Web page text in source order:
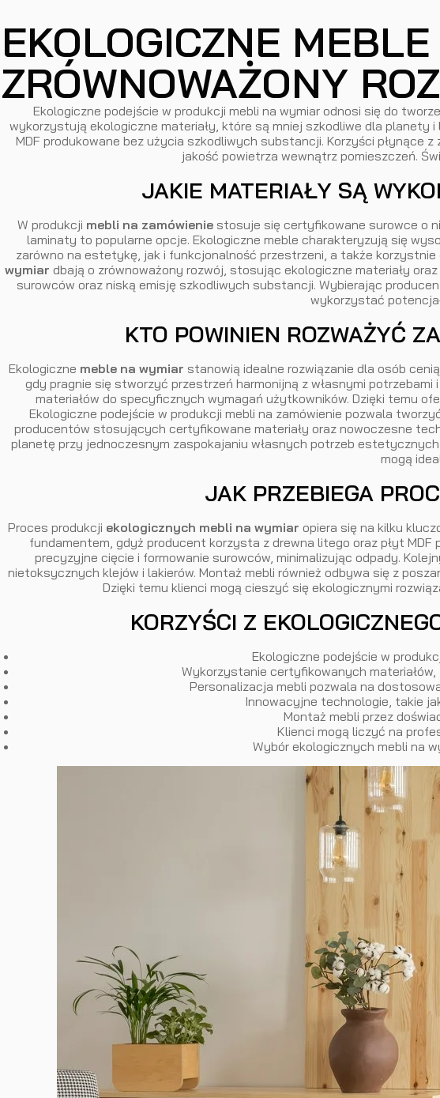
EKOLOGICZNE
ZRÓWNOWAŻONY
Ekologiczne podejście w produkcji mebli na wymiar odnosi się do
wykorzystują ekologiczne materiały, które są mniej szkodliwe dla planety
MDF produkowane bez użycia szkodliwych substancji. Korzyści płynące
jakość powietrza wewnątrz pomieszczeń.
JAKIE MATERIAŁY SĄ
W produkcji mebli na zamówienie stosuje się certyfikowane surowce o
laminaty to popularne opcje. Ekologiczne meble charakteryzują się
zarówno na estetykę, jak i funkcjonalność przestrzeni, a także
wymiar dbają o zrównoważony rozwój, stosując ekologiczne materiały
surowców oraz niską emisję szkodliwych substancji. Wybierając
wykorzystać
KTO POWINIEN ROZWAŻYĆ
Ekologiczne meble na wymiar stanowią idealne rozwiązanie dla osób
gdy pragnie się stworzyć przestrzeń harmonijną z własnymi
materiałów do specyficznych wymagań użytkowników. Dzięki temu
Ekologiczne podejście w produkcji mebli na zamówienie pozwala
producentów stosujących certyfikowane materiały oraz nowoczesne
planetę przy jednoczesnym zaspokajaniu własnych potrzeb
mogą
JAK PRZEBIEGA
Proces produkcji ekologicznych mebli na wymiar opiera się na kilku
fundamentem, gdyż producent korzysta z drewna litego oraz płyt
precyzyjne cięcie i formowanie surowców, minimalizując odpady.
nietoksycznych klejów i lakierów. Montaż mebli również odbywa się z
Dzięki temu klienci mogą cieszyć się ekologicznymi
KORZYŚCI Z
Ekologiczne podejście w
Wykorzystanie certyfikowanych materiałów,
Personalizacja mebli pozwala na
Innowacyjne technologie, takie
Montaż mebli przez
Klienci mogą liczyć na
Wybór ekologicznych mebli na